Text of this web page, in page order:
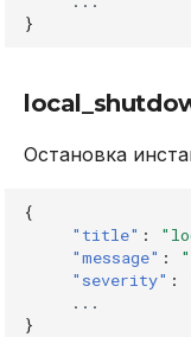
}
Остановка
{
"title" :
"message" :
"severity" :
...
}